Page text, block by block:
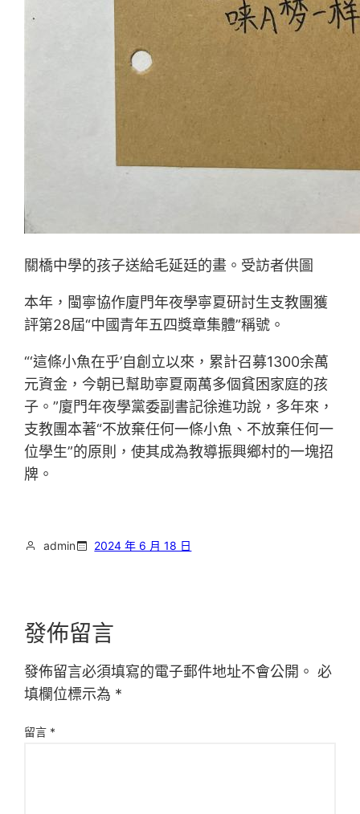
關橋中學的孩子送給毛延廷的畫。受訪者供圖
本年，閩寧協作廈門年夜學寧夏研討生支教團獲
評第28屆“中國青年五四獎章集體”稱號。
“‘這條小魚在乎’自創立以來，累計召募1300余萬
元資金，今朝已幫助寧夏兩萬多個貧困家庭的孩
子。”廈門年夜學黨委副書記徐進功說，多年來，
支教團本著“不放棄任何一條小魚、不放棄任何一
位學生”的原則，使其成為教導振興鄉村的一塊招
牌。
admin 2024 年 6 月 18 日
發佈留言
發佈留言必須填寫的電子郵件地址不會公開。 必
填欄位標示為 *
留言 *